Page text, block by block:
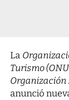
La
Turismo
Organización
anunció